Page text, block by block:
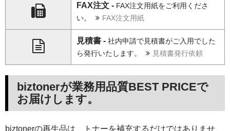
FAX注文 - FAX注文用紙をご利用くださ
い。
FAX注文用紙
見積書 - 社内申請で見積書がご入用でした
ら発行いたします。
見積書発行依頼
biztonerが業務用品質BEST PRICEで
お届けします。
biztonerの再生品は、トナーを補充するだけではありませ